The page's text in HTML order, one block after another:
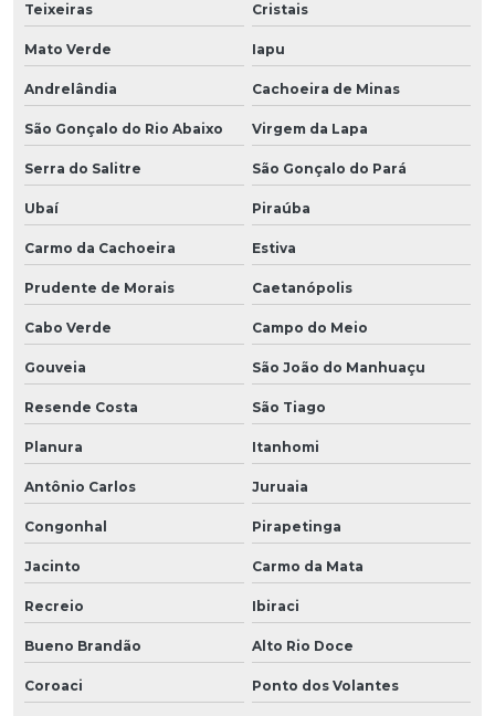
Teixeiras Cristais
Mato Verde Iapu
Andrelândia Cachoeira de Minas
São Gonçalo do Rio Abaixo Virgem da Lapa
Serra do Salitre São Gonçalo do Pará
Ubaí Piraúba
Carmo da Cachoeira Estiva
Prudente de Morais Caetanópolis
Cabo Verde Campo do Meio
Gouveia São João do Manhuaçu
Resende Costa São Tiago
Planura Itanhomi
Antônio Carlos Juruaia
Congonhal Pirapetinga
Jacinto Carmo da Mata
Recreio Ibiraci
Bueno Brandão Alto Rio Doce
Coroaci Ponto dos Volantes